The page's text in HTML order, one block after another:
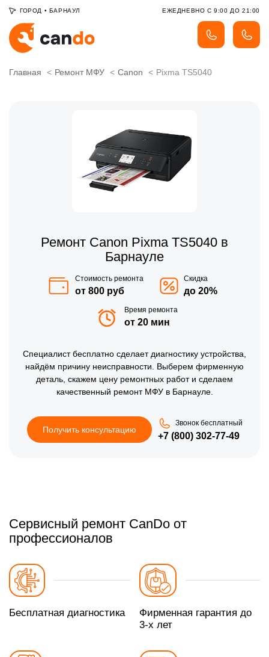
ГОРОД • БАРНАУЛ ЕЖЕДНЕВНО С 9:00 ДО 21:00
Главная Ремонт МФУ Canon Pixma TS5040
Ремонт Canon Pixma TS5040 в
Барнауле
Стоимость ремонта
от 800 руб
Скидка
до 20%
Время ремонта
от 20 мин
Специалист бесплатно сделает диагностику устройства,
найдём причину неисправности. Выберем фирменную
деталь, скажем цену ремонтных работ и сделаем
качественный ремонт МФУ в Барнауле.
Получить консультацию
Звонок бесплатный
+7 (800) 302-77-49
Сервисный ремонт CanDo от
профессионалов
Бесплатная диагностика
Фирменная гарантия до
3-х лет